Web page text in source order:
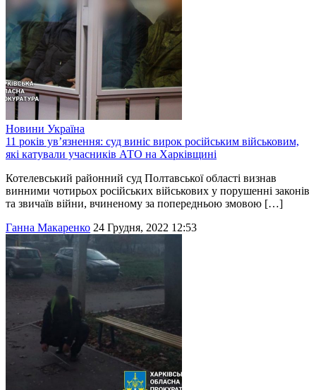
Новини Україна
11 років ув’язнення: суд виніс вирок російським військовим,
які катували учасників АТО на Харківщині
Котелевський районний суд Полтавської області визнав
винними чотирьох російських військових у порушенні законів
та звичаїв війни, вчиненому за попередньою змовою […]
Ганна Макаренко 24 Грудня, 2022 12:53